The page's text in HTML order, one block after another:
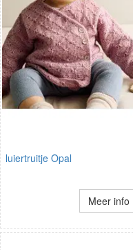
luiertruitje Opal
Meer info